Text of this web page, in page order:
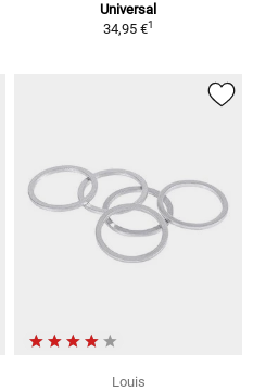
Universal
34,95 €1
Louis